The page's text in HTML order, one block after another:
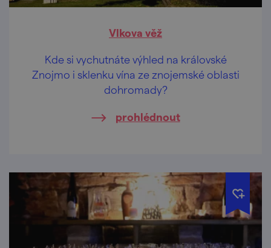
Vlkova věž
Kde si vychutnáte výhled na královské
Znojmo i sklenku vína ze znojemské oblasti
dohromady?
prohlédnout